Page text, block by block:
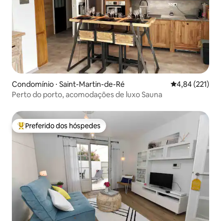
Condomínio ⋅ Saint-Martin-de-Ré 4,84 de uma
4,84 (221)
Perto do porto, acomodações de luxo Sauna
Entre os melhores preferidos dos hóspedes
Preferido dos hóspedes